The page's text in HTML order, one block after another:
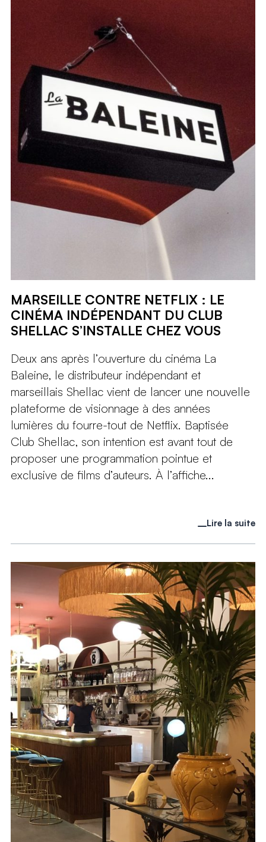
MARSEILLE CONTRE NETFLIX : LE
CINÉMA INDÉPENDANT DU CLUB
SHELLAC S’INSTALLE CHEZ VOUS
Deux ans après l’ouverture du cinéma La
Baleine, le distributeur indépendant et
marseillais Shellac vient de lancer une nouvelle
plateforme de visionnage à des années
lumières du fourre-tout de Netflix. Baptisée
Club Shellac, son intention est avant tout de
proposer une programmation pointue et
exclusive de films d’auteurs. À l’affiche...
Lire la suite